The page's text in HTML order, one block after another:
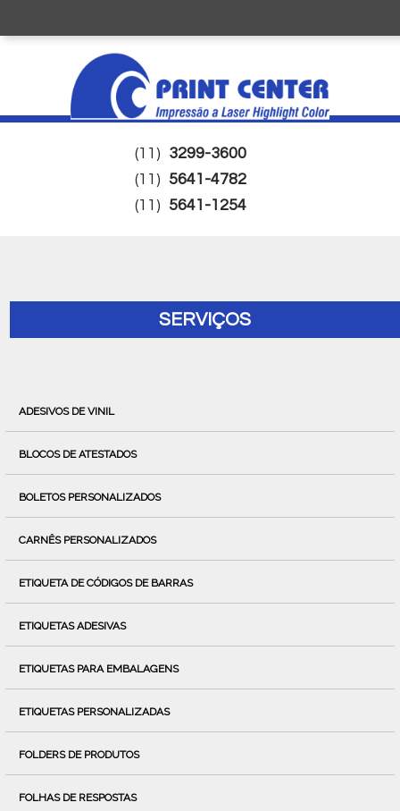
(11) 3299-3600
(11) 5641-4782
(11) 5641-1254
SERVIÇOS
ADESIVOS DE VINIL
BLOCOS DE ATESTADOS
BOLETOS PERSONALIZADOS
CARNÊS PERSONALIZADOS
ETIQUETA DE CÓDIGOS DE BARRAS
ETIQUETAS ADESIVAS
ETIQUETAS PARA EMBALAGENS
ETIQUETAS PERSONALIZADAS
FOLDERS DE PRODUTOS
FOLHAS DE RESPOSTAS